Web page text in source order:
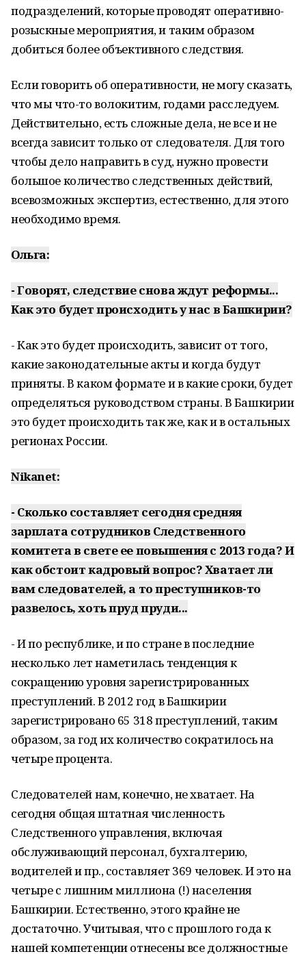
подразделений, которые проводят оперативно-
розыскные мероприятия, и таким образом
добиться более объективного следствия.
Если говорить об оперативности, не могу сказать,
что мы что-то волокитим, годами расследуем.
Действительно, есть сложные дела, не все и не
всегда зависит только от следователя. Для того
чтобы дело направить в суд, нужно провести
большое количество следственных действий,
всевозможных экспертиз, естественно, для этого
необходимо время.
Ольга:
- Говорят, следствие снова ждут реформы...
Как это будет происходить у нас в Башкирии?
- Как это будет происходить, зависит от того,
какие законодательные акты и когда будут
приняты. В каком формате и в какие сроки, будет
определяться руководством страны. В Башкирии
это будет происходить так же, как и в остальных
регионах России.
Nikanet:
- Сколько составляет сегодня средняя
зарплата сотрудников Следственного
комитета в свете ее повышения с 2013 года? И
как обстоит кадровый вопрос? Хватает ли
вам следователей, а то преступников-то
развелось, хоть пруд пруди...
- И по республике, и по стране в последние
несколько лет наметилась тенденция к
сокращению уровня зарегистрированных
преступлений. В 2012 год в Башкирии
зарегистрировано 65 318 преступлений, таким
образом, за год их количество сократилось на
четыре процента.
Следователей нам, конечно, не хватает. На
сегодня общая штатная численность
Следственного управления, включая
обслуживающий персонал, бухгалтерию,
водителей и пр., составляет 369 человек. И это на
четыре с лишним миллиона (!) населения
Башкирии. Естественно, этого крайне не
достаточно. Учитывая, что с прошлого года к
нашей компетенции отнесены все должностные